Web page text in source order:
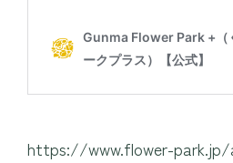
https://www.flower-